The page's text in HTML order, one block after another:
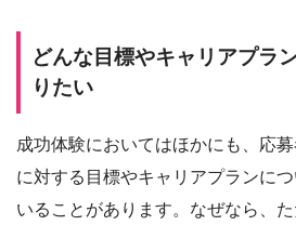
どんな目標やキャリアプラ
りたい
成功体験においてはほかにも、応
に対する目標やキャリアプランに
いることがあります。なぜなら、